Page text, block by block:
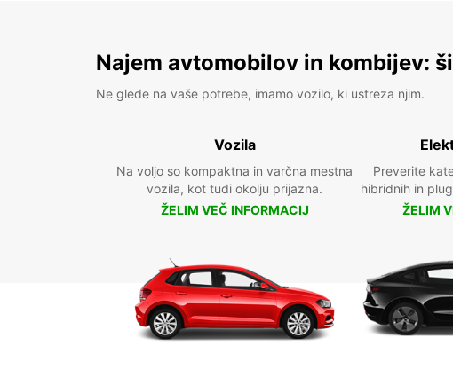
Najem avtomobilov in kombijev:
Ne glede na vaše potrebe, imamo vozilo, ki ustreza njim.
Vozila
Na voljo so kompaktna in varčna mestna
vozila, kot tudi okolju prijazna.
ŽELIM VEČ INFORMACIJ
Preverite
hibridnih in
ŽELIM